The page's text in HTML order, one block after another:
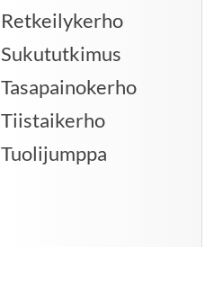
Retkeilykerho
Sukututkimus
Tasapainokerho
Tiistaikerho
Tuolijumppa